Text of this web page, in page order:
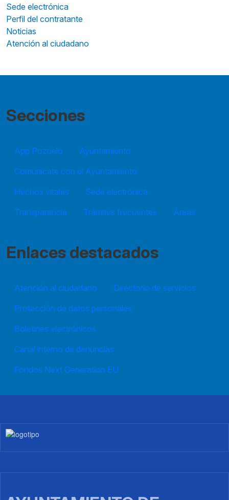
Sede electrónica
Perfil del contratante
Noticias
Atención al ciudadano
Secciones
App Pozuelo
Ayuntamiento
Comunícate con el Ayuntamiento
Hechos vitales
Sede electrónica
Transparencia
Trámites frecuentes Áreas
Enlaces destacados
Atención al ciudadano
Directorio de servicios
Protección de datos personales
Boletines electrónicos
Canal interno de denuncias
Fondos Next Generation EU
Imagen